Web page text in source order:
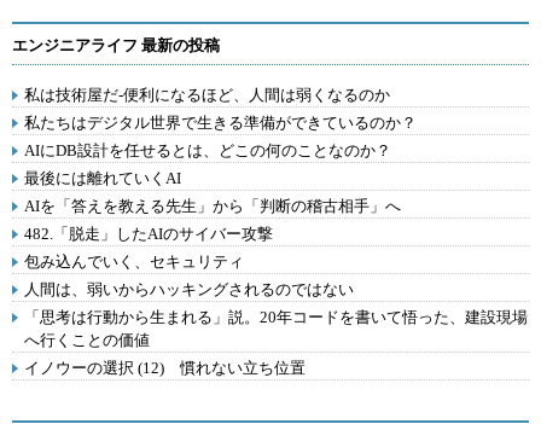
エンジニアライフ 最新の投稿
私は技術屋だ-便利になるほど、人間は弱くなるのか
私たちはデジタル世界で生きる準備ができているのか？
AIにDB設計を任せるとは、どこの何のことなのか？
最後には離れていくAI
AIを「答えを教える先生」から「判断の稽古相手」へ
482.「脱走」したAIのサイバー攻撃
包み込んでいく、セキュリティ
人間は、弱いからハッキングされるのではない
「思考は行動から生まれる」説。20年コードを書いて悟った、建設現場
へ行くことの価値
イノウーの選択 (12) 慣れない立ち位置